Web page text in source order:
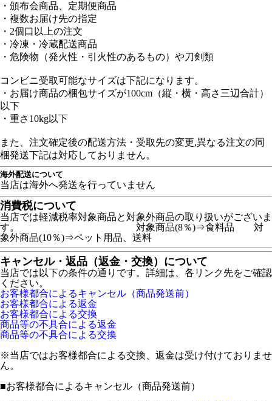
・頒布会商品、定期便商品
・複数お届け先の指定
・2個口以上の注文
・冷凍・冷蔵配送商品
・危険物（発火性・引火性のあるもの）や刀剣類
コンビニ受取可能なサイズは下記になります。
・お届け商品の梱包サイズが100cm（縦・横・高さ三辺合計）
以下
・重さ10kg以下
また、注文確定後の配送方法・受取先の変更,異なる注文の同
梱発送下記は対応しておりません。
海外配送について
当店は海外へ発送を行っていません
消費税について
当店では軽減税率対象商品と対象外商品の取り扱いがございま
す。 対象商品(8％)⇒食料品 対
象外商品(10％)⇒ペット用品、送料
キャンセル・返品（返金・交換）について
当店では以下の条件の通りです。詳細は、各リンク先をご確認
ください。
お客様都合によるキャンセル（商品発送前）
お客様都合による返金
お客様都合による交換
商品等の不具合による返金
商品等の不具合による交換
※当店ではお客様都合による交換、返金は受け付けておりませ
ん。
■お客様都合によるキャンセル（商品発送前）